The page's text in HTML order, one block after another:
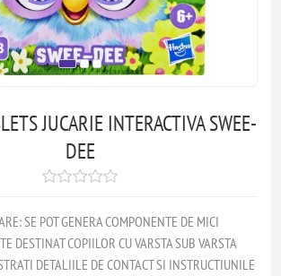
JUCARIE INTERACTIVA SWEE-
DEE
SE POT GENERA COMPONENTE DE MICI
DESTINAT COPIILOR CU VARSTA SUB VARSTA
DETALIILE DE CONTACT SI INSTRUCTIUNILE